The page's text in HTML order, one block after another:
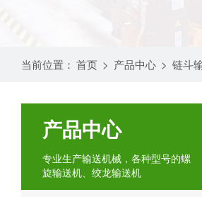
当前位置： 首页 > 产品中心 > 链斗
产品中心
专业生产输送机械，各种型号的螺
旋输送机、绞龙输送机